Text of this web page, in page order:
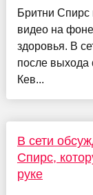
Бритни Спирс
видео на
здоровья. В
после
Кев...
В сети
Спирс,
руке